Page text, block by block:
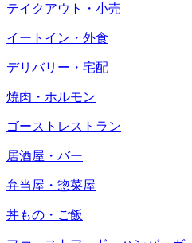
テイクアウト・小売
イートイン・外食
デリバリー・宅配
焼肉・ホルモン
ゴーストレストラン
居酒屋・バー
弁当屋・惣菜屋
丼もの・ご飯